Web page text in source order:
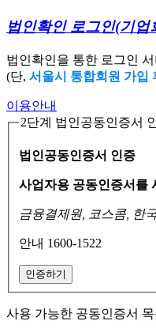
법인확인 로그인(기업
법인확인을 통한 로그인
(단, 서울시 통합회원 가입
이용안내
2단계 법인공동인증서
법인공동인증서 인증
사업자용 공동인증서를
금융결제원, 코스콤, 한
안내 1600-1522
인증하기
사용 가능한 공동인증서